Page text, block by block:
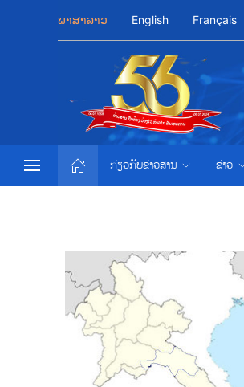
ພາສາລາວ English Français
ກ່ຽວກັບຂ່າວສານ ຂ່າວ